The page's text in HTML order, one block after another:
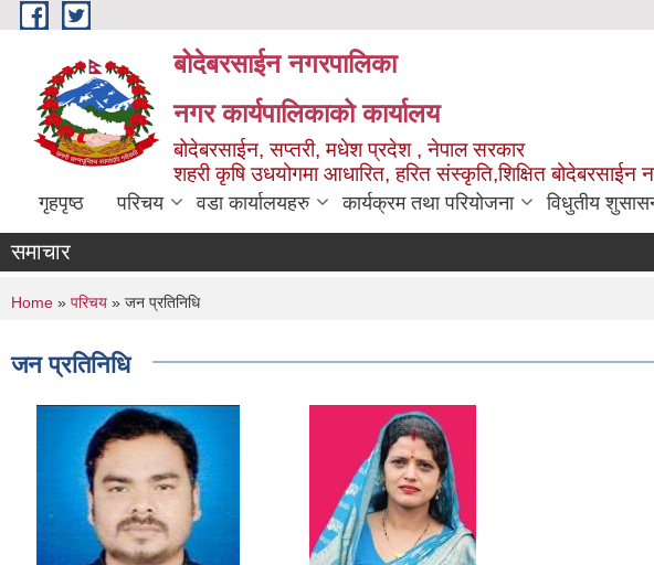
Skip to main content
बोदेबरसाईन नगरपालिका
नगर कार्यपालिकाको कार्यालय
बोदेबरसाईन, सप्तरी, मधेश प्रदेश , नेपाल सरकार
शहरी कृषि उधयोगमा आधारित, हरित संस्कृति,शिक्षित बोदेबरसाईन
गृहपृष्ठ परिचय वडा कार्यालयहरु कार्यक्रम तथा परियोजना विधुतीय
समाचार
You are here
Home » परिचय » जन प्रतिनिधि
जन प्रतिनिधि